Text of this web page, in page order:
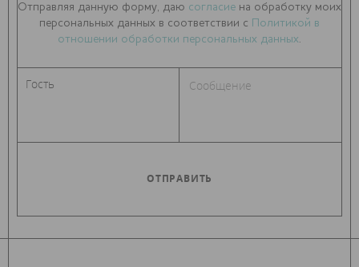
Отправляя данную форму, даю согласие на обработку моих
персональных данных в соответствии с
Политикой в
отношении обработки персональных данных.